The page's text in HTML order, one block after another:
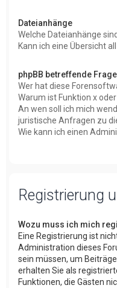
Dateianhänge
Welche Dateianhänge
Kann ich eine Übersicht
phpBB betreffende
Wer hat diese
Warum ist Funktion x
An wen soll ich mich
juristische Anfragen zu
Wie kann ich einen
Registrierung
Wozu muss ich mich
Eine Registrierung ist
Administration dieses
sein müssen, um
erhalten Sie als
Funktionen, die Gästen